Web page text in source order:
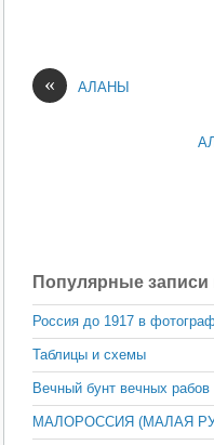
« АЛАНЫ
Популярные записи
Россия до 1917 в
Таблицы и схемы
Вечный бунт вечных рабов
МАЛОРОССИЯ (МАЛАЯ